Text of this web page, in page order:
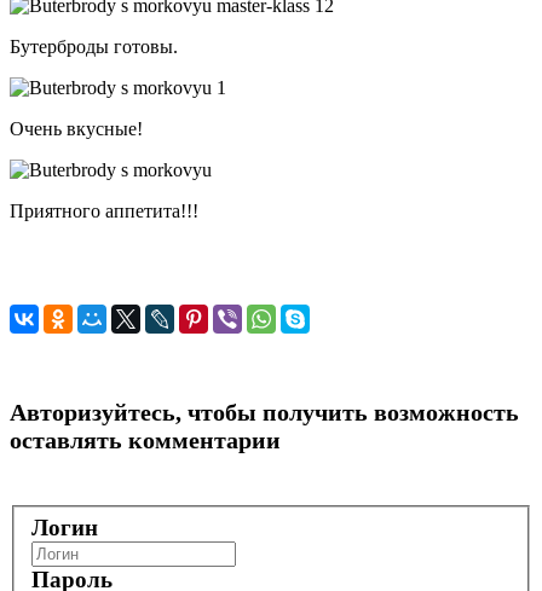
Бутерброды готовы.
Очень вкусные!
Приятного аппетита!!!
Авторизуйтесь, чтобы получить возможность
оставлять комментарии
Логин
Пароль